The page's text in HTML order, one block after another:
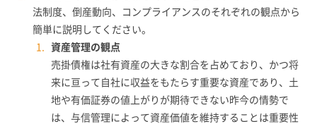
法制度、倒産動向、コンプライアンスのそれぞれの観点から
簡単に説明してください。
資産管理の観点
売掛債権は社有資産の大きな割合を占めており、かつ将
来に亘って自社に収益をもたらす重要な資産であり、土
地や有価証券の値上がりが期待できない昨今の情勢で
は、与信管理によって資産価値を維持することは重要性